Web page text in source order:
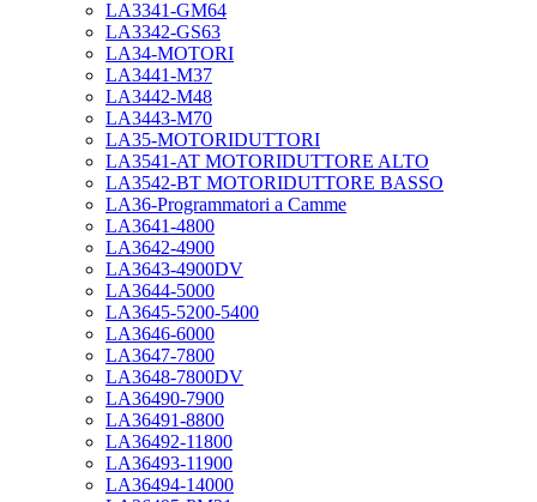
LA3341-GM64
LA3342-GS63
LA34-MOTORI
LA3441-M37
LA3442-M48
LA3443-M70
LA35-MOTORIDUTTORI
LA3541-AT MOTORIDUTTORE ALTO
LA3542-BT MOTORIDUTTORE BASSO
LA36-Programmatori a Camme
LA3641-4800
LA3642-4900
LA3643-4900DV
LA3644-5000
LA3645-5200-5400
LA3646-6000
LA3647-7800
LA3648-7800DV
LA36490-7900
LA36491-8800
LA36492-11800
LA36493-11900
LA36494-14000